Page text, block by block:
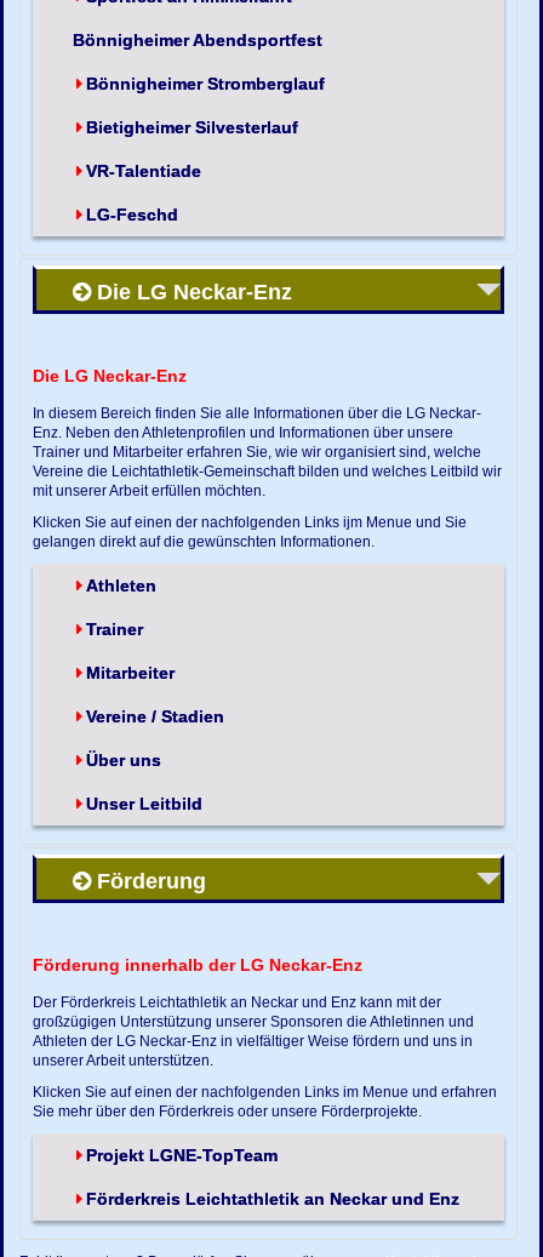
Bönnigheimer Abendsportfest
Bönnigheimer Stromberglauf
Bietigheimer Silvesterlauf
VR-Talentiade
LG-Feschd
Die LG Neckar-Enz
Die LG Neckar-Enz
In diesem Bereich finden Sie alle Informationen über die LG Neckar-
Enz. Neben den Athletenprofilen und Informationen über unsere
Trainer und Mitarbeiter erfahren Sie, wie wir organisiert sind, welche
Vereine die Leichtathletik-Gemeinschaft bilden und welches Leitbild wir
mit unserer Arbeit erfüllen möchten.
Klicken Sie auf einen der nachfolgenden Links ijm Menue und Sie
gelangen direkt auf die gewünschten Informationen.
Athleten
Trainer
Mitarbeiter
Vereine / Stadien
Über uns
Unser Leitbild
Förderung
Förderung innerhalb der LG Neckar-Enz
Der Förderkreis Leichtathletik an Neckar und Enz kann mit der
großzügigen Unterstützung unserer Sponsoren die Athletinnen und
Athleten der LG Neckar-Enz in vielfältiger Weise fördern und uns in
unserer Arbeit unterstützen.
Klicken Sie auf einen der nachfolgenden Links im Menue und erfahren
Sie mehr über den Förderkreis oder unsere Förderprojekte.
Projekt LGNE-TopTeam
Förderkreis Leichtathletik an Neckar und Enz